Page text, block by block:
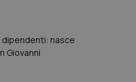
nasce
Giovanni